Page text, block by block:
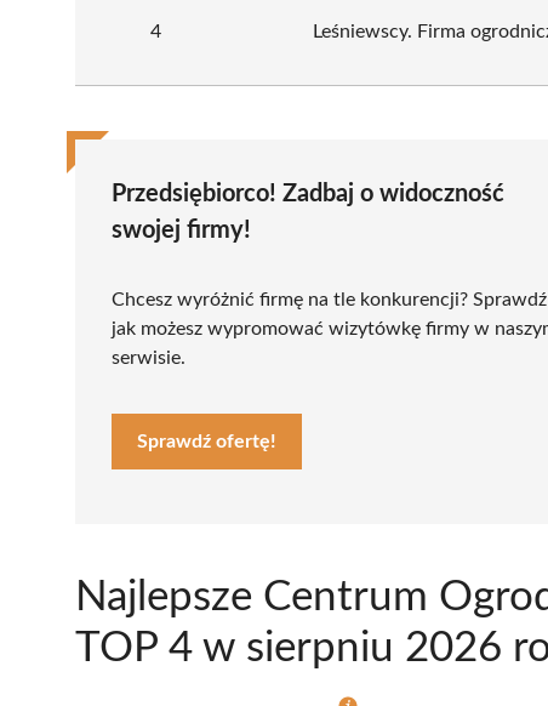
4 Leśniewscy. Firma
Przedsiębiorco! Zadbaj o widoczność
swojej firmy!
Chcesz wyróżnić firmę na tle konkurencji? Sprawdź
jak możesz wypromować wizytówkę firmy w
serwisie.
Sprawdź ofertę!
Najlepsze Centrum
TOP 4 w sierpniu 2026